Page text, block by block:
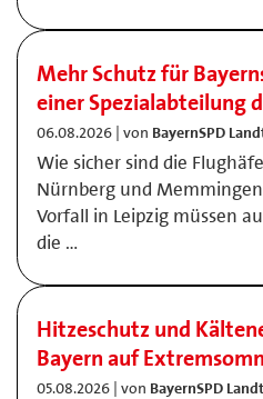
Mehr Schutz für
einer Spezialabteilung
06.08.2026 | von BayernSPD
Wie sicher sind die
Nürnberg und
Vorfall in Leipzig müssen
die …
Hitzeschutz und
Bayern auf
05.08.2026 | von BayernSPD